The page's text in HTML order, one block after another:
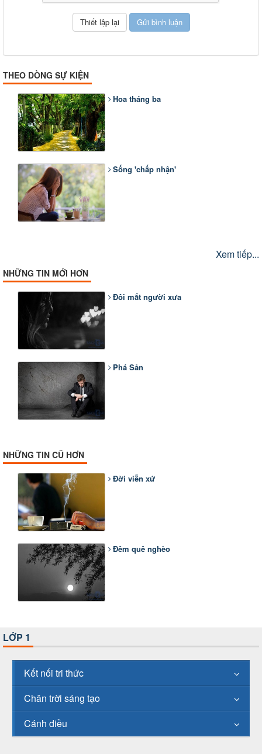
THEO DÒNG SỰ KIỆN
Hoa tháng ba
Sống 'chấp nhận'
Xem tiếp...
NHỮNG TIN MỚI HƠN
Đôi mắt người xưa
Phá Sản
NHỮNG TIN CŨ HƠN
Đời viễn xứ
Đêm quê nghèo
LỚP 1
Kết nối tri thức
Chân trời sáng tạo
Cánh diều